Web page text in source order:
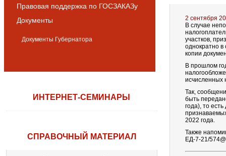
Правовая поддержка по ГОСЗАКАЗу
Документы
Документы Губернатора
ИНТЕРНЕТ-СЕМИНАРЫ
СПРАВОЧНЫЙ МАТЕРИАЛ
2 сентября
В случае
участков,
однократно
копии
В прошлом
исчисленных
Так,
быть
года), то
2022 года.
Также
ЕД-7-21/